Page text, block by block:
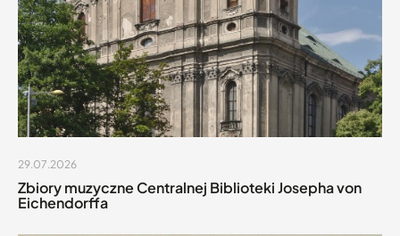
29.07.2026
Zbiory muzyczne Centralnej Biblioteki Josepha von
Eichendorffa